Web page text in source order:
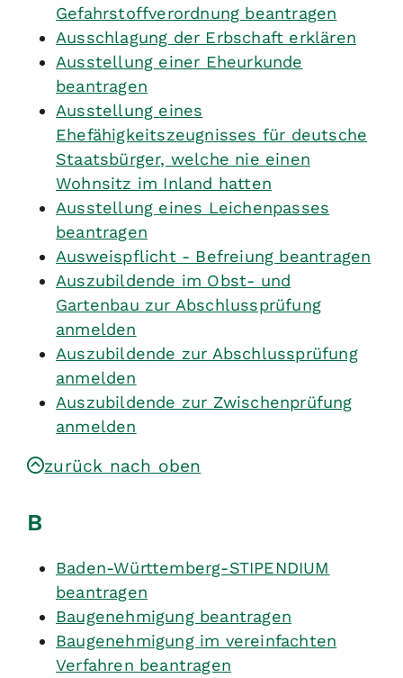
Gefahrstoffverordnung beantragen
Ausschlagung der Erbschaft erklären
Ausstellung einer Eheurkunde
beantragen
Ausstellung eines
Ehefähigkeitszeugnisses für deutsche
Staatsbürger, welche nie einen
Wohnsitz im Inland hatten
Ausstellung eines Leichenpasses
beantragen
Ausweispflicht - Befreiung beantragen
Auszubildende im Obst- und
Gartenbau zur Abschlussprüfung
anmelden
Auszubildende zur Abschlussprüfung
anmelden
Auszubildende zur Zwischenprüfung
anmelden
zurück nach oben
B
Baden-Württemberg-STIPENDIUM
beantragen
Baugenehmigung beantragen
Baugenehmigung im vereinfachten
Verfahren beantragen